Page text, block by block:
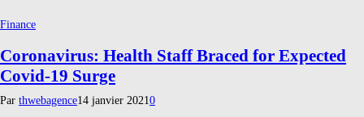
Finance
Coronavirus: Health Staff Braced for Expected
Covid-19 Surge
Par thwebagence14 janvier 20210